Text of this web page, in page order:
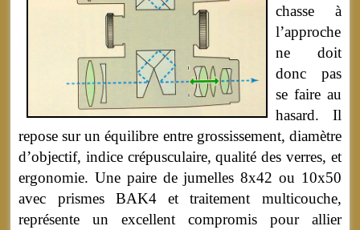
chasse à
l’approche
ne doit
donc pas
se faire au
hasard. Il
repose sur un équilibre entre grossissement, diamètre
d’objectif, indice crépusculaire, qualité des verres, et
ergonomie. Une paire de jumelles 8x42 ou 10x50
avec prismes BAK4 et traitement multicouche,
représente un excellent compromis pour allier